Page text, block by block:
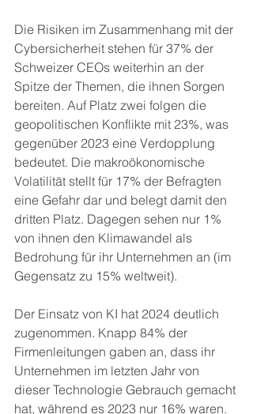
Die Risiken im Zusammenhang mit der
Cybersicherheit stehen für 37% der
Schweizer CEOs weiterhin an der
Spitze der Themen, die ihnen Sorgen
bereiten. Auf Platz zwei folgen die
geopolitischen Konflikte mit 23%, was
gegenüber 2023 eine Verdopplung
bedeutet. Die makroökonomische
Volatilität stellt für 17% der Befragten
eine Gefahr dar und belegt damit den
dritten Platz. Dagegen sehen nur 1%
von ihnen den Klimawandel als
Bedrohung für ihr Unternehmen an (im
Gegensatz zu 15% weltweit).
Der Einsatz von KI hat 2024 deutlich
zugenommen. Knapp 84% der
Firmenleitungen gaben an, dass ihr
Unternehmen im letzten Jahr von
dieser Technologie Gebrauch gemacht
hat, während es 2023 nur 16% waren.